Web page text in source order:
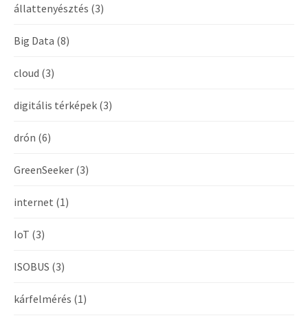
állattenyésztés (3)
Big Data (8)
cloud (3)
digitális térképek (3)
drón (6)
GreenSeeker (3)
internet (1)
IoT (3)
ISOBUS (3)
kárfelmérés (1)